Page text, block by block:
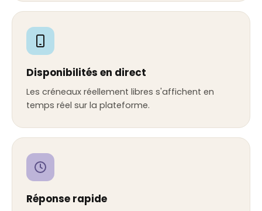
Disponibilités en direct
Les créneaux réellement libres s'affichent en
temps réel sur la plateforme.
Réponse rapide